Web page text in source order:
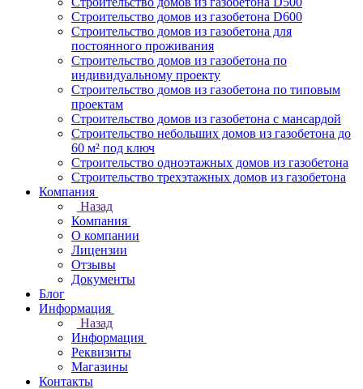
Строительство домов из газобетона D600
Строительство домов из газобетона для
постоянного проживания
Строительство домов из газобетона по
индивидуальному проекту
Строительство домов из газобетона по типовым
проектам
Строительство домов из газобетона с мансардой
Строительство небольших домов из газобетона до
60 м² под ключ
Строительство одноэтажных домов из газобетона
Строительство трехэтажных домов из газобетона
Компания
Назад
Компания
О компании
Лицензии
Отзывы
Документы
Блог
Информация
Назад
Информация
Реквизиты
Магазины
Контакты